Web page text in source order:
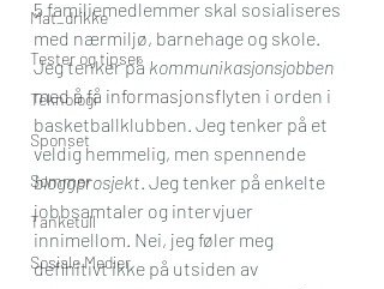
Mat_drikke
Tester og tipser
Teknologi
Sponset
Sommer
Tanketull
Sosiale Medier
5 familiemedlemmer skal sosialiseres
med nærmiljø, barnehage og skole.
Jeg tenker på kommunikasjonsjobben
med å få informasjonsflyten i orden i
basketballklubben. Jeg tenker på et
veldig hemmelig, men spennende
bloggprosjekt. Jeg tenker på enkelte
jobbsamtaler og intervjuer
innimellom. Nei, jeg føler meg
definitivt ikke på utsiden av